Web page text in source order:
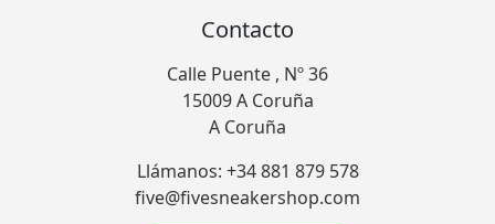
Contacto
Calle Puente , Nº 36
15009 A Coruña
A Coruña
Llámanos: +34 881 879 578
five@fivesneakershop.com